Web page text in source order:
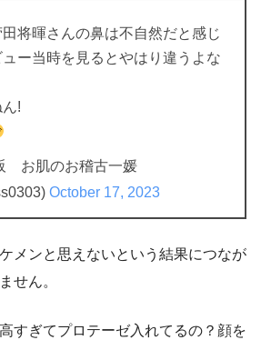
将暉さんの鼻は不自然だと感じ
ー当時を見るとやはり違うよな
!
お肌のお稽古一媛
October 17, 2023
メンと思えないという結果につなが
せん。
すぎてプロテーゼ入れてるの？顔を